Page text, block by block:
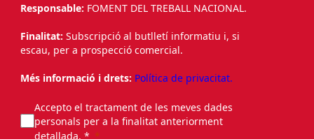
Responsable: FOMENT DEL TREBALL NACIONAL.
Finalitat: Subscripció al butlletí informatiu i, si
escau, per a prospecció comercial.
Més informació i drets: Política de privacitat.
Accepto el tractament de les meves dades
personals per a la finalitat anteriorment
detallada. *